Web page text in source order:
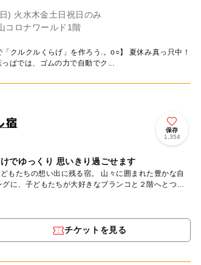
) 火水木金土日祝日のみ
コロナワールド1階
ルくらげ」を作ろう.。o○】 夏休み真っ只中！
ますね☀️ ギザギザ葉っぱでは、ゴムの力で自動でク...
宿
保存
1,354
でゆっくり 思いきり過ごせます
に残る宿。 山々に囲まれた豊かな自
に、子どもたちが大好きなブランコと２階へとつ
チケットを見る